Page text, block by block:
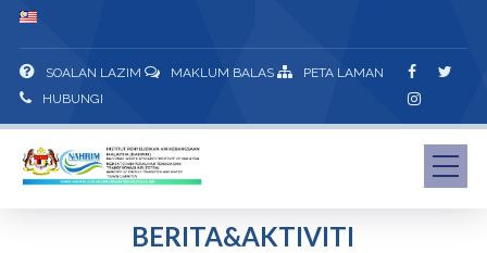
SOALAN LAZIM MAKLUM BALAS
PETA LAMAN
HUBUNGI
BERITA&AKTIVITI